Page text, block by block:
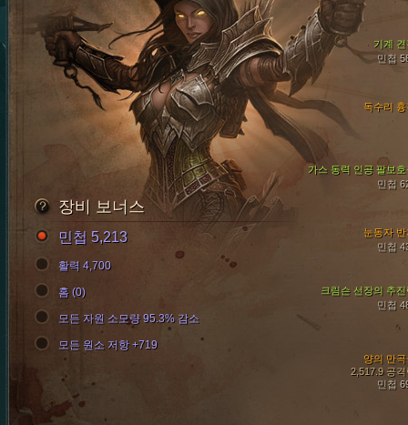
독수리 흉
가스 동력 인공 팔보호
민첩
기계 견
민첩
크림슨 선장의 추진
민첩
양의 만곡
2,517.9 공격
민첩
눈동자 반
민첩
장비 보너스
민첩 5,213
활력 4,700
홈 (0)
모든 자원 소모량 95.3% 감소
모든 원소 저항 +719